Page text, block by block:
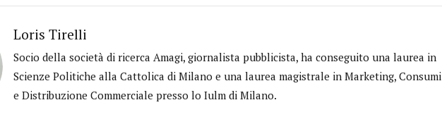
Loris Tirelli
Socio della società di ricerca Amagi, giornalista pubblicista, ha conseguito una laurea in
Scienze Politiche alla Cattolica di Milano e una laurea magistrale in Marketing, Consumi
e Distribuzione Commerciale presso lo Iulm di Milano.